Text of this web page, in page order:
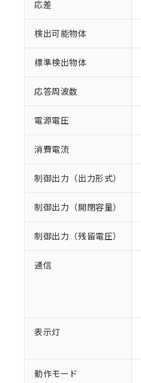
応差
検出可能物体
標準検出物体
応答周波数
電源電圧
消費電流
制御出力（出力形式）
制御出力（開閉容量）
制御出力（残留電圧）
通信
表示灯
動作モード